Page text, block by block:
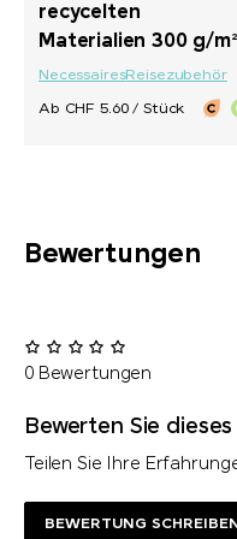
recycelten
Materialien 300 g/m²
NecessairesReisezubehör
Ab CHF 5.60 / Stück
Bewertungen
0 Bewertungen
Bewerten Sie
Teilen Sie Ihre
BEWERTUNG